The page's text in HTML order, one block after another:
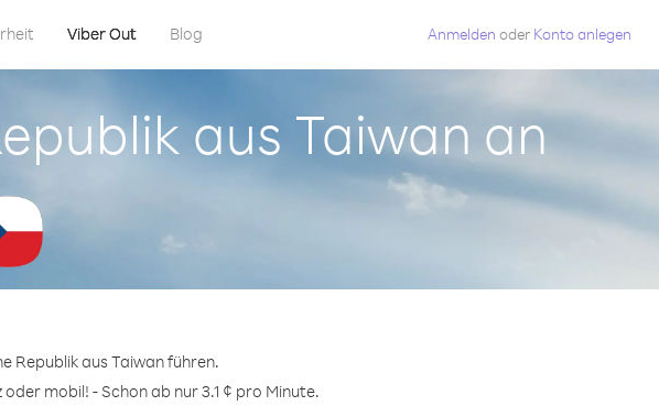
Viber Out Blog Anmelden oder Konto anlegen
aus Taiwan an
Republik aus Taiwan führen.
mobil! - Schon ab nur 3.1 ¢ pro Minute.